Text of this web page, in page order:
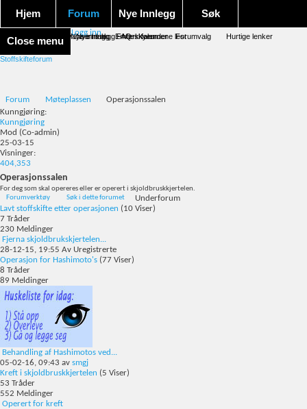
Hjem Forum
Nye innlegg FAQ Kalender Forumvalg Hurtige lenker
Nye Innlegg
Nye innlegg Merk forumene lest
Søk
Avansert søk Emneskyen
Close menu
Logg inn
Stoffskifteforum
Forum Møteplassen
Operasjonssalen
Kunngjøring:
Kunngjøring
Mod (Co-admin)
25-03-15
Visninger:
404,353
Operasjonssalen
For deg som skal opereres eller er operert i skjoldbruskkjertelen.
Forumverktøy
Søk i dette forumet
Underforum
Lavt stoffskifte etter operasjonen (10 Viser)
7 Tråder
230 Meldinger
Fjerna skjoldbrukskjertelen...
28-12-15, 19:55 Av Uregistrerte
Operasjon for Hashimoto's (77 Viser)
8 Tråder
89 Meldinger
Behandling af Hashimotos ved...
05-02-16, 09:43 av smgj
Kreft i skjoldbruskkjertelen (5 Viser)
53 Tråder
552 Meldinger
Operert for kreft